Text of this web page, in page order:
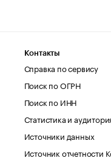
Контакты
Справка по сервису
Поиск по ОГРН
Поиск по ИНН
Статистика и
Источники данных
Источник отчетности